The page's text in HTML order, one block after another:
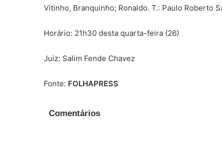
Vitinho, Branquinho; Ronaldo. T.: Paulo Roberto
Horário: 21h30 desta quarta-feira (26)
Juiz: Salim Fende Chavez
Fonte: FOLHAPRESS
Comentários